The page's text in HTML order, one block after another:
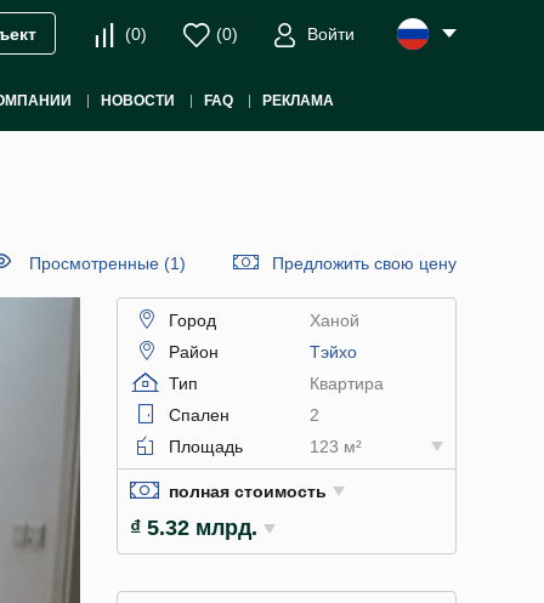
(0) (0) Войти
НОВОСТИ FAQ РЕКЛАМА
Просмотренные (1) Предложить свою цену
Город
Ханой
Район
Тэйхо
Тип
Квартира
Спален
2
Площадь
123 м²
полная стоимость
₫ 5.32 млрд.